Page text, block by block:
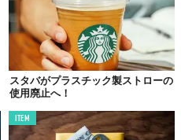
スタバがプラスチック製ストローの
使用廃止へ！
ITEM